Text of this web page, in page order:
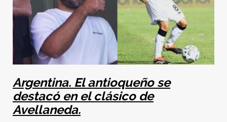
Argentina. El antioqueño se
destacó en el clásico de
Avellaneda.